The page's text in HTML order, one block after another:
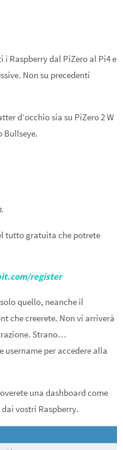
Raspberry dal PiZero al Pi4 e
Non su precedenti
d’occhio sia su PiZero 2 W
Bullseye.
tutto gratuita che potrete
register
quello, neanche il
che creerete. Non vi arriverà
Strano…
username per accedere alla
una dashboard come
vostri Raspberry.